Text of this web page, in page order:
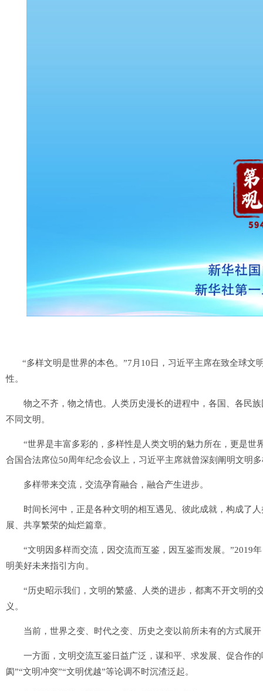
“多样文明是世界的本色。”7月10日，习近平主席在致全球文
性。
物之不齐，物之情也。人类历史漫长的进程中，各国、各民族
不同文明。
“世界是丰富多彩的，多样性是人类文明的魅力所在，更是世
合国合法席位50周年纪念会议上，习近平主席就曾深刻阐明文明
多样带来交流，交流孕育融合，融合产生进步。
时间长河中，正是各种文明的相互遇见、彼此成就，构成了人
展、共享繁荣的灿烂篇章。
“文明因多样而交流，因交流而互鉴，因互鉴而发展。”2019
明美好未来指引方向。
“历史昭示我们，文明的繁盛、人类的进步，都离不开文明的
义。
当前，世界之变、时代之变、历史之变以前所未有的方式展开
一方面，文明交流互鉴日益广泛，谋和平、求发展、促合作的
阂”“文明冲突”“文明优越”等论调不时沉渣泛起。